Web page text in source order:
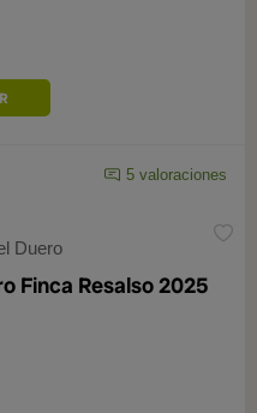
5 valoraciones
Duero
Finca Resalso 2025